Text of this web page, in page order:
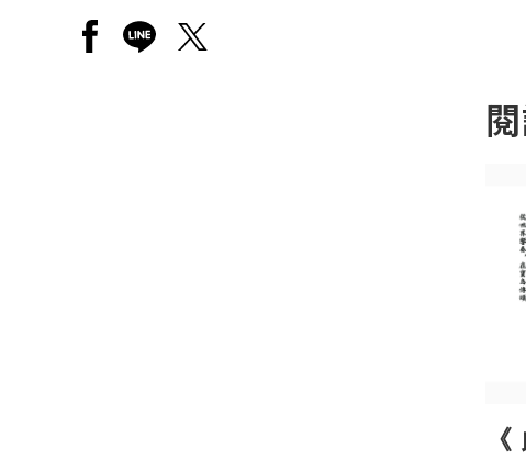
另開新視窗分享至facebook
另開新視窗分享至line
另開新視窗分享至twitter